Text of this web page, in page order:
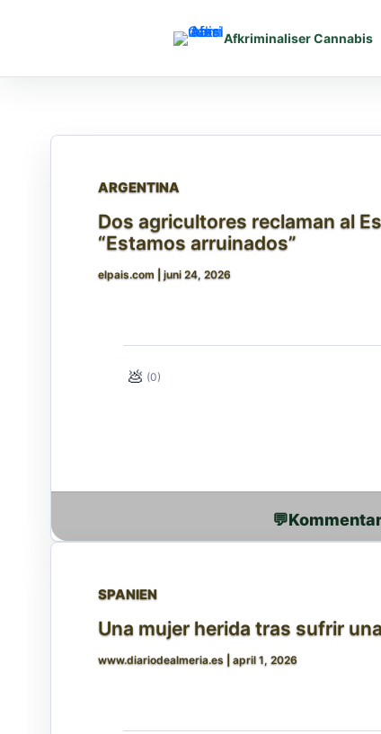
Afkriminaliser Cannabis
ARGENTINA
Dos agricultores reclaman al
“Estamos arruinados”
elpais.com juni 24, 2026
💩 (0)
💬
SPANIEN
Una mujer herida tras sufrir
www.diariodealmeria.es april 1, 2026